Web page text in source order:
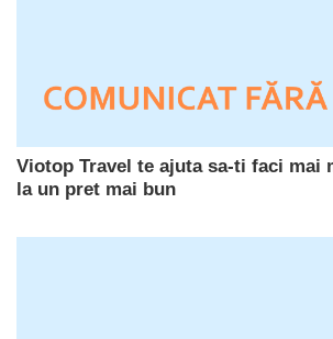
Viotop Travel te ajuta sa-ti faci mai
la un pret mai bun